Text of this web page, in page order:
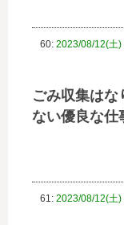
60: 2023/08/12(土
ごみ収集はな
ない優良な仕
61: 2023/08/12(土